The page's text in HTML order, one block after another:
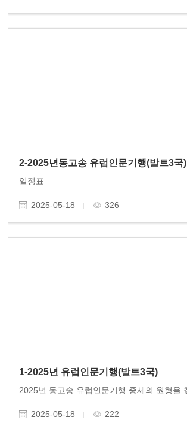
2-2025년동고송 유럽인문기행(발트3국)
일정표
2025-05-18 326
1-2025년 유럽인문기행(발트3국)
2025-05-18 222